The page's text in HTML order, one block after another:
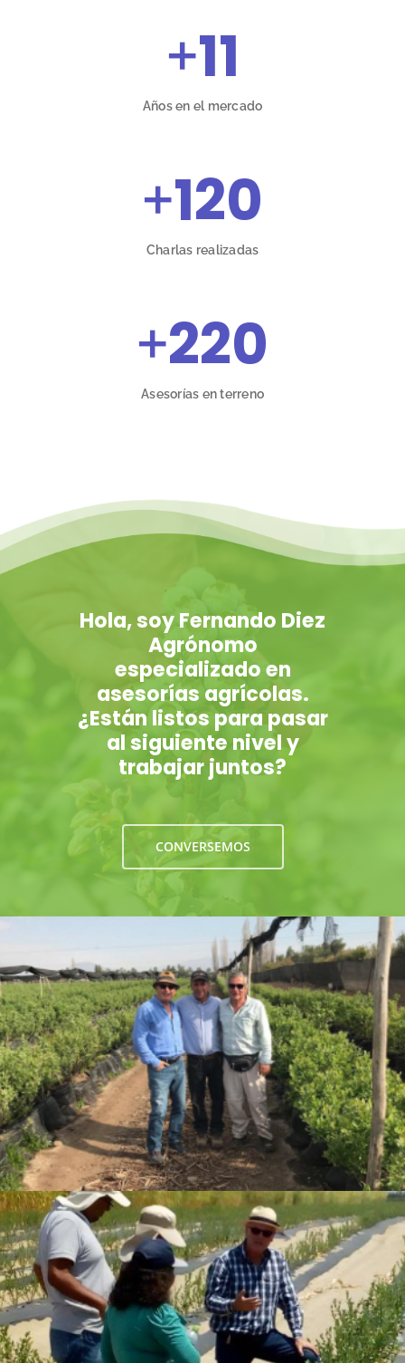
+11
Años en el mercado
+120
Charlas realizadas
+220
Asesorías en terreno
Hola, soy Fernando Diez
Agrónomo
especializado en
asesorías agrícolas.
¿Están listos para pasar
al siguiente nivel y
trabajar juntos?
CONVERSEMOS